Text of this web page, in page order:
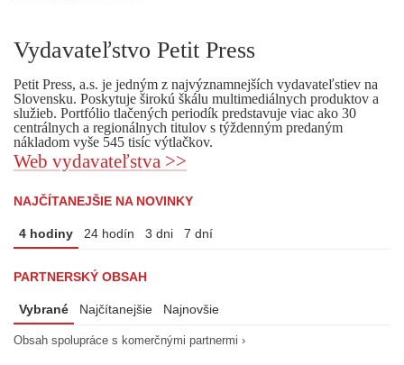
Vydavateľstvo Petit Press
Petit Press, a.s. je jedným z najvýznamnejších vydavateľstiev na
Slovensku. Poskytuje širokú škálu multimediálnych produktov a
služieb. Portfólio tlačených periodík predstavuje viac ako 30
centrálnych a regionálnych titulov s týždenným predaným
nákladom vyše 545 tisíc výtlačkov.
Web vydavateľstva >>
NAJČÍTANEJŠIE NA NOVINKY
4 hodiny 24 hodín 3 dni 7 dní
PARTNERSKÝ OBSAH
Vybrané Najčítanejšie Najnovšie
Obsah spolupráce s komerčnými partnermi ›